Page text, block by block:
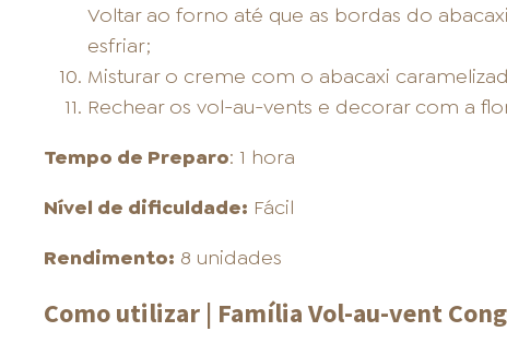
Voltar ao forno até que as bordas do
esfriar;
Misturar o creme com o abacaxi
Rechear os vol-au-vents e decorar com a
Tempo de Preparo: 1 hora
Nível de dificuldade: Fácil
Rendimento: 8 unidades
Como utilizar | Família Vol-au-vent